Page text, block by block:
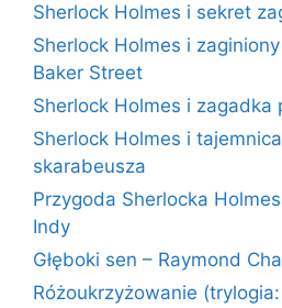
Sherlock Holmes i sekret
Sherlock Holmes i
Baker Street
Sherlock Holmes i zagadka
Sherlock Holmes i
skarabeusza
Przygoda Sherlocka
Indy
Głęboki sen – Raymond
Różoukrzyżowanie